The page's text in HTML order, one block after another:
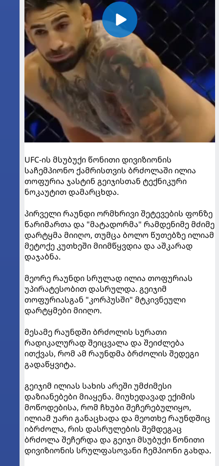
UFC-ის მსუბუქი წონითი დივიზიონის
საჩემპიონო ქამრისთვის ბრძოლაში ილია
თოფურია ჯასტინ გეიჯისთან ტექნიკური
ნოკაუტით დამარცხდა.
პირველი რაუნდი ორმხრივი შეტევების ფონზე
წარიმართა და "მატადორმა" რამდენიმე მძიმე
დარტყმა მიიღო, თუმცა ბოლო წუთებზე ილიამ
მეტოქე კუთხეში მიიმწყვდია და აშკარად
დაჯაბნა.
მეორე რაუნდი სრულად ილია თოფურიას
უპირატესობით დასრულდა. გეიჯიმ
თოფურიასგან "კორპუსში" მტკივნეული
დარტყმები მიიღო.
მესამე რაუნდში ბრძოლის სურათი
რადიკალურად შეიცვალა და შეიძლება
ითქვას, რომ ამ რაუნდმა ბრძოლის შედეგი
გადაწყვიტა.
გეიჯიმ ილიას სახის არეში უმძიმესი
დაზიანებები მიაყენა. მიუხედავად ექიმის
მოწოდებისა, რომ ჩხუბი შეჩერებულიყო,
ილიამ უარი განაცხადა და მეოთხე რაუნდშიც
იბრძოლა, რის დასრულების შემდეგაც
ბრძოლა შეჩერდა და გეიჯი მსუბუქი წონითი
დივიზიონის სრულფასოვანი ჩემპიონი გახდა.